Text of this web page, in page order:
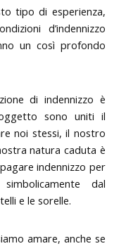
tipo di esperienza,
d’indennizzo
un così profondo
di indennizzo è
sono uniti il
noi stessi, il nostro
natura caduta è
indennizzo per
dal
e le sorelle.
amare, anche se